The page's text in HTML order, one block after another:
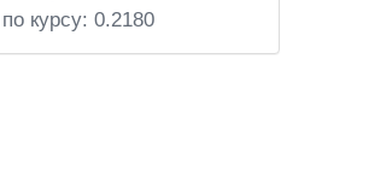
по курсу: 0.2180